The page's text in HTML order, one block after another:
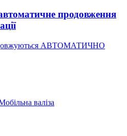
продовження
АВТОМАТИЧНО
валіза